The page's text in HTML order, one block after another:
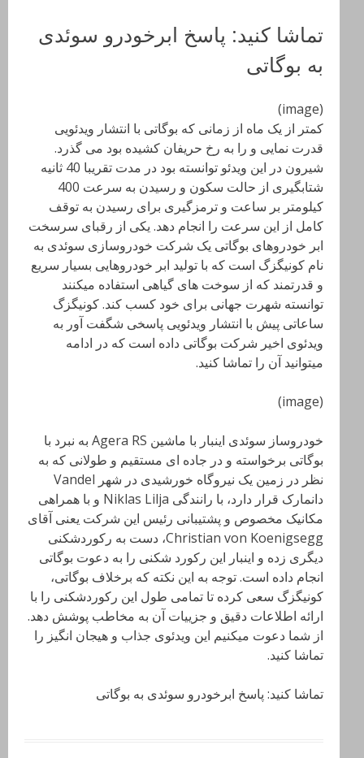
تماشا کنید: پاسخ ابرخودرو سوئدی
به بوگاتی
(image)
کمتر از یک ماه از زمانی که بوگاتی با انتشار ویدئویی
قدرت نمایی و را به رخ حریفان کشیده بود می گذرد.
شیرون در این ویدئو توانسته بود در مدت تقریبا 40 ثانیه
شتابگیری از حالت سکون و رسیدن به سرعت 400
کیلومتر بر ساعت و ترمزگیری برای رسیدن به توقف
کامل از این سرعت را انجام دهد. یکی از رقبای سرسخت
ابر خودروهای بوگاتی یک شرکت خودروسازی سوئدی به
نام کونیگزگ است که با تولید ابر خودروهایی بسیار سریع
و قدرتمند که از سوخت های گیاهی استفاده میکنند
توانسته شهرت جهانی برای خود کسب کند. کونیگزگ
ساعاتی پیش با انتشار ویدئویی پاسخی شگفت آور به
ویدئوی اخیر شرکت بوگاتی داده است که در ادامه
میتوانید آن را تماشا کنید.
(image)
خودروساز سوئدی اینبار با ماشین Agera RS به نبرد با
بوگاتی برخواسته و در جاده ای مستقیم و طولانی که به
نظر در زمین یک نیروگاه خورشیدی در شهر Vandel
دانمارک قرار دارد، با رانندگی Niklas Lilja و با همراهی
مکانیک مخصوص و پشتیبانی رئیس این شرکت یعنی آقای
Christian von Koenigsegg، دست به رکوردشکنی
دیگری زده و اینبار این رکورد شکنی را به دعوت بوگاتی
انجام داده است. توجه به این نکته که برخلاف بوگاتی،
کونیگزگ سعی کرده تا تمامی طول این رکوردشکنی را با
ارائه اطلاعات دقیق و جزییات آن به مخاطب پوشش دهد.
از شما دعوت میکنیم این ویدئوی جذاب و هیجان انگیز را
تماشا کنید.
تماشا کنید: پاسخ ابرخودرو سوئدی به بوگاتی